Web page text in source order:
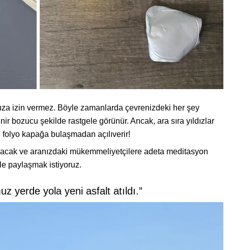
izin vermez. Böyle zamanlarda çevrenizdeki her şey
bozucu şekilde rastgele görünür. Ancak, ara sıra yıldızlar
folyo kapağa bulaşmadan açılıverir!
ve aranızdaki mükemmeliyetçilere adeta meditasyon
paylaşmak istiyoruz.
yerde yola yeni asfalt atıldı.”